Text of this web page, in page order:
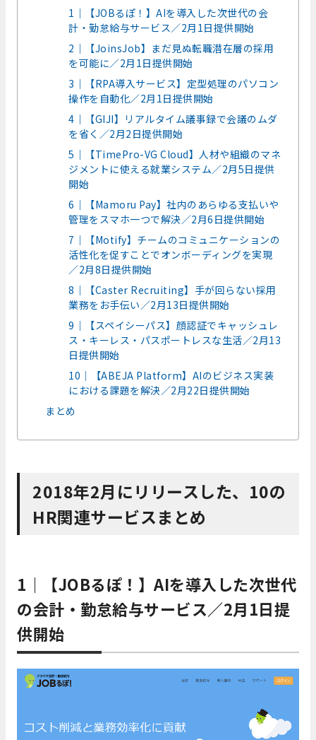
1｜【JOBるぽ！】AIを導入した次世代の会
計・勤怠給与サービス／2月1日提供開始
2｜【JoinsJob】まだ見ぬ転職潜在層の採用
を可能に／2月1日提供開始
3｜【RPA導入サービス】定型処理のパソコン
操作を自動化／2月1日提供開始
4｜【GIJI】リアルタイム議事録で会議のムダ
を省く／2月2日提供開始
5｜【TimePro-VG Cloud】人材や組織のマネ
ジメントに使える就業システム／2月5日提供
開始
6｜【Mamoru Pay】社内のあらゆる支払いや
管理をスマホ一つで解決／2月6日提供開始
7｜【Motify】チームのコミュニケーションの
活性化を促すことでオンボーディングを実現
／2月8日提供開始
8｜【Caster Recruiting】手が回らない採用
業務をお手伝い／2月13日提供開始
9｜【スペイシーパス】顔認証でキャッシュレ
ス・キーレス・パスポートレスな生活／2月13
日提供開始
10｜【ABEJA Platform】AIのビジネス実装
における課題を解決／2月22日提供開始
まとめ
2018年2月にリリースした、10の
HR関連サービスまとめ
1｜【JOBるぽ！】AIを導入した次世代
の会計・勤怠給与サービス／2月1日提
供開始